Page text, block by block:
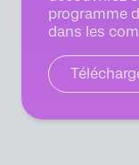
programme
dans les